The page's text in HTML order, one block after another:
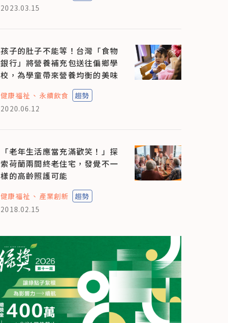
2023.03.15
孩子的肚子不能等！台灣「食物
銀行」將營養補充包送往偏鄉學
校，為學童帶來營養均衡的美味
健康福祉 永續飲食
趨勢
2020.06.12
「老年生活應當充滿歡笑！」探
索荷蘭兩間終老住宅，發覺不一
樣的高齡照護可能
健康福祉 產業創新
趨勢
2018.02.15